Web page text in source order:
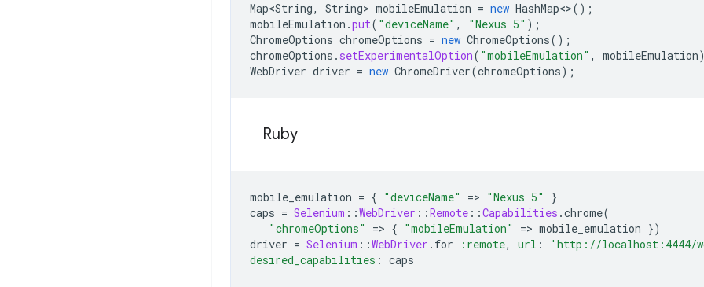
Map<String, String> mobileEmulation = new HashMap<>();
mobileEmulation .put( "deviceName" , "Nexus 5" );
ChromeOptions chromeOptions = new ChromeOptions();
chromeOptions . setExperimentalOption( "mobileEmulation" , mobileEmulation
WebDriver driver = new ChromeDriver(chromeOptions);
Ruby
mobile_emulation = { "deviceName" => "Nexus 5"
}
caps = Selenium ::WebDriver ::Remote ::Capabilities .chrome(
"chromeOptions"
=> { "mobileEmulation" => mobile_emulation })
driver = Selenium ::WebDriver . for :remote, url :
'http://localhost:4444/
desired_capabilities : caps